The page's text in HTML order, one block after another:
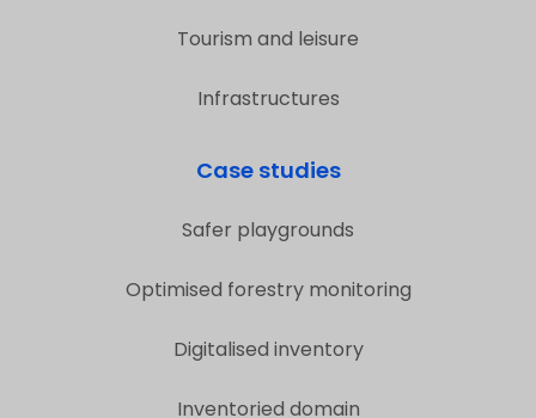
Tourism and leisure
Infrastructures
Case studies
Safer playgrounds
Optimised forestry monitoring
Digitalised inventory
Inventoried domain